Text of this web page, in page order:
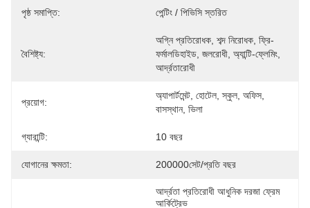
পৃষ্ঠ সমাপ্তি: পেন্টিং / পিভিসি স্তরিত
বৈশিষ্ট্য:
অগ্নি প্রতিরোধক, শব্দ নিরোধক, ফ্রি-
ফর্মালডিহাইড, জলরোধী, অ্যান্টি-ফ্লেমিং,
আর্দ্রতারোধী
প্রয়োগ:
অ্যাপার্টমেন্ট, হোটেল, স্কুল, অফিস,
বাসস্থান, ভিলা
গ্যারান্টি: 10 বছর
যোগানের ক্ষমতা: 200000সেট/প্রতি বছর
আর্দ্রতা প্রতিরোধী আধুনিক দরজা ফ্রেম
আর্কিট্রেভ